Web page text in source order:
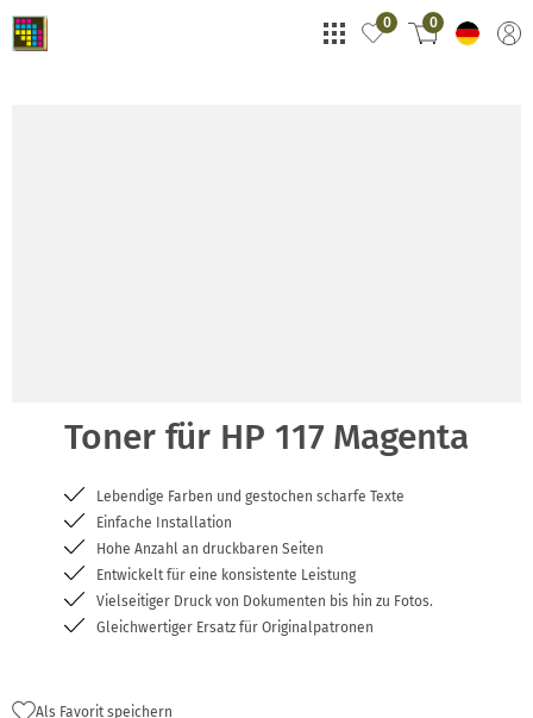
0 0
Toner für HP 117 Magenta
Lebendige Farben und gestochen scharfe Texte
Einfache Installation
Hohe Anzahl an druckbaren Seiten
Entwickelt für eine konsistente Leistung
Vielseitiger Druck von Dokumenten bis hin zu Fotos.
Gleichwertiger Ersatz für Originalpatronen
Als Favorit speichern